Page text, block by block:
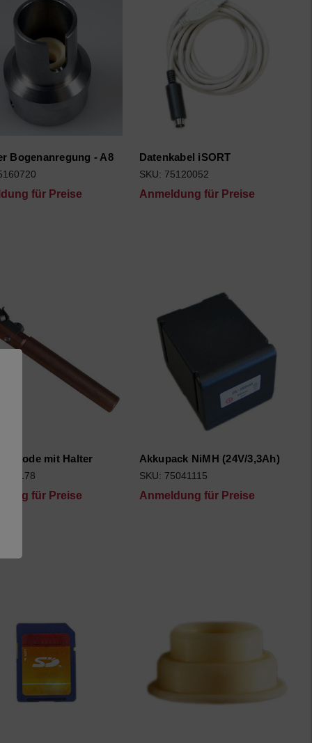
Bogenanregung - A8
für Preise
Datenkabel iSORT
SKU: 75120052
Anmeldung für Preise
mit Halter
für Preise
Akkupack NiMH (24V/3,3Ah)
SKU: 75041115
Anmeldung für Preise